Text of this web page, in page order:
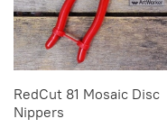
RedСut 81 Mosaic Disc
Nippers